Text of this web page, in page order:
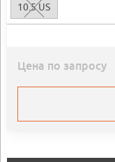
10.5 US
Цена по запросу